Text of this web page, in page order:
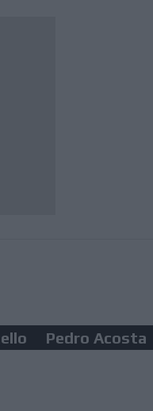
Pedro Acosta